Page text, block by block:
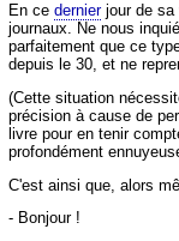
En ce dernierjour de sa
journaux. Ne nous
parfaitement que ce
depuis le 30, et ne
(Cette situation
précision à cause de
livre pour en tenir
profondément
C'est ainsi que, alors
- Bonjour !